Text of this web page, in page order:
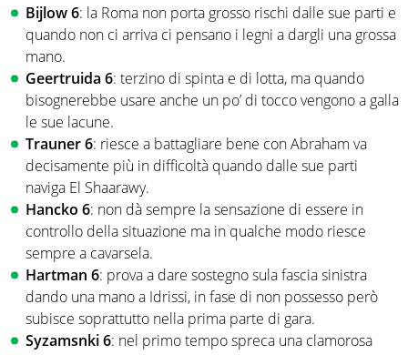
Bijlow 6: la Roma non porta grosso rischi dalle sue parti e
quando non ci arriva ci pensano i legni a dargli una grossa
mano.
Geertruida 6: terzino di spinta e di lotta, ma quando
bisognerebbe usare anche un po’ di tocco vengono a galla
le sue lacune.
Trauner 6: riesce a battagliare bene con Abraham va
decisamente più in difficoltà quando dalle sue parti
naviga El Shaarawy.
Hancko 6: non dà sempre la sensazione di essere in
controllo della situazione ma in qualche modo riesce
sempre a cavarsela.
Hartman 6: prova a dare sostegno sula fascia sinistra
dando una mano a Idrissi, in fase di non possesso però
subisce soprattutto nella prima parte di gara.
Syzamsnki 6: nel primo tempo spreca una clamorosa